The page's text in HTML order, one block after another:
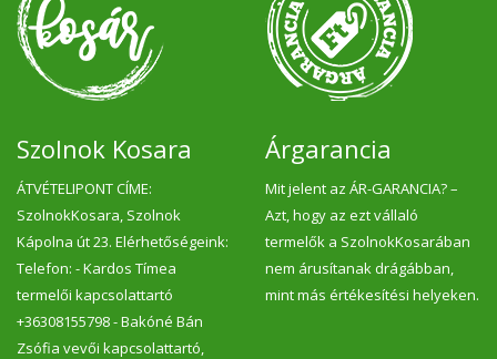
Szolnok Kosara
ÁTVÉTELIPONT CÍME:
SzolnokKosara, Szolnok
Kápolna út 23. Elérhetőségeink:
Telefon: - Kardos Tímea
termelői kapcsolattartó
+36308155798 - Bakóné Bán
Zsófia vevői kapcsolattartó,
Árgarancia
Mit jelent az ÁR-GARANCIA? –
Azt, hogy az ezt vállaló
termelők a SzolnokKosarában
nem árusítanak drágábban,
mint más értékesítési helyeken.